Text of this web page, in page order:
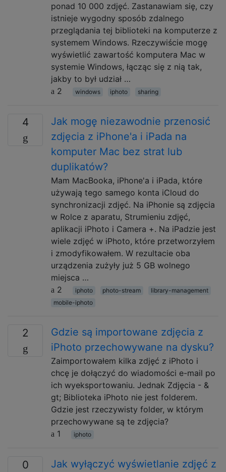
ponad 10 000 zdjęć. Zastanawiam się, czy
istnieje wygodny sposób zdalnego
przeglądania tej biblioteki na komputerze z
systemem Windows. Rzeczywiście mogę
wyświetlić zawartość komputera Mac w
systemie Windows, łącząc się z nią tak,
jakby to był udział …
2
windows iphoto sharing
4
Jak mogę niezawodnie przenosić
zdjęcia z iPhone'a i iPada na
komputer Mac bez strat lub
duplikatów?
Mam MacBooka, iPhone'a i iPada, które
używają tego samego konta iCloud do
synchronizacji zdjęć. Na iPhonie są zdjęcia
w Rolce z aparatu, Strumieniu zdjęć,
aplikacji iPhoto i Camera +. Na iPadzie jest
wiele zdjęć w iPhoto, które przetworzyłem
i zmodyfikowałem. W rezultacie oba
urządzenia zużyły już 5 GB wolnego
miejsca …
2
iphoto photo-stream
library-management
mobile-iphoto
2
Gdzie są importowane zdjęcia z
iPhoto przechowywane na dysku?
Zaimportowałem kilka zdjęć z iPhoto i
chcę je dołączyć do wiadomości e-mail po
ich wyeksportowaniu. Jednak Zdjęcia - &
gt; Biblioteka iPhoto nie jest folderem.
Gdzie jest rzeczywisty folder, w którym
przechowywane są te zdjęcia?
1
iphoto
0
Jak wyłączyć wyświetlanie zdjęć z